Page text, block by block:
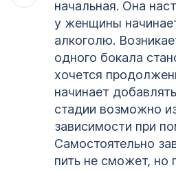
начальная. Она
у женщины
алкоголю.
одного бокала
хочется
начинает
стадии возможно
зависимости при
Самостоятельно
пить не сможет, но